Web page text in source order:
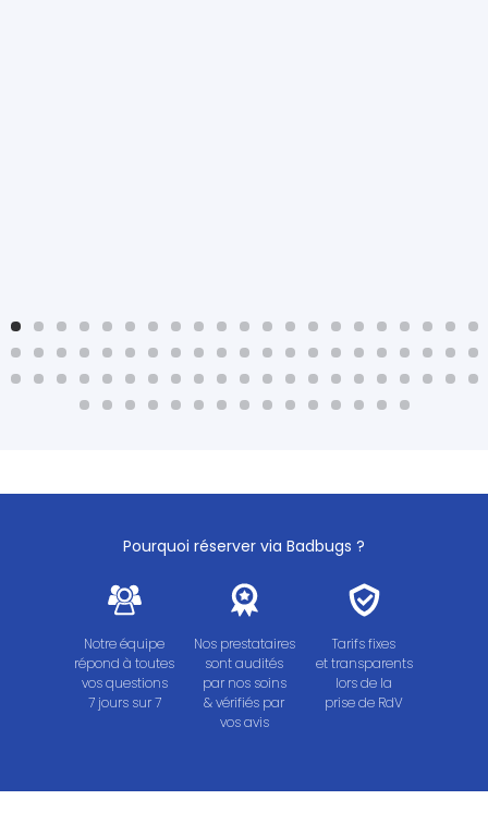
Pourquoi réserver via Badbugs ?
Notre équipe
répond à toutes
vos questions
7 jours sur 7
Nos prestataires
sont audités
par nos soins
& vérifiés par
vos avis
Tarifs fixes
et transparents
lors de la
prise de RdV